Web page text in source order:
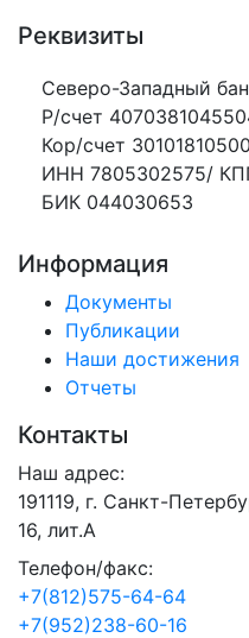
Реквизиты
Северо-Западный
Р/счет
Кор/счет
ИНН 7805302575/
БИК 044030653
Информация
Документы
Публикации
Наши достижения
Отчеты
Контакты
Наш адрес:
191119, г. Санкт-
16, лит.А
Телефон/факс:
+7(812)575-64-64
+7(952)238-60-16